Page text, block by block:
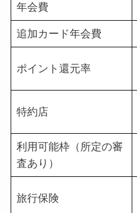
年会費
追加カード年会費
ポイント還元率
特約店
利用可能枠（所定の審
査あり）
旅行保険